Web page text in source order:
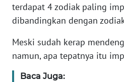
terdapat 4 zodiak paling
dibandingkan dengan
Meski sudah kerap
namun, apa tepatnya itu
Baca Juga:
PEDOMAN
SIBER